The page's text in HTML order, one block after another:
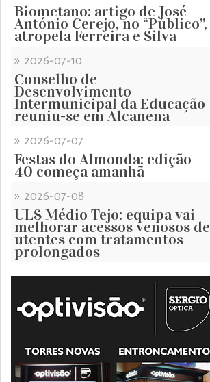
Biometano: artigo de José
António Cerejo, no “Público”,
atropela Ferreira e Silva
» 2026-07-10
Conselho de
Desenvolvimento
Intermunicipal da Educação
reuniu-se em Alcanena
» 2026-07-07
Festas do Almonda: edição
40 começa amanhã
» 2026-07-08
ULS Médio Tejo: equipa vai
melhorar acessos venosos de
utentes com tratamentos
prolongados